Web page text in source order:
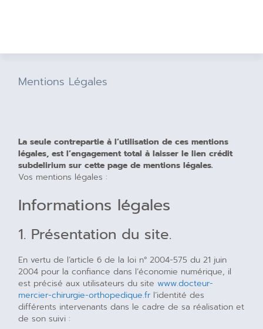
Mentions Légales
La seule contrepartie à l’utilisation de ces mentions
légales, est l’engagement total à laisser le lien crédit
subdelirium sur cette page de mentions légales.
Vos mentions légales :
Informations légales
1. Présentation du site.
En vertu de l’article 6 de la loi n° 2004-575 du 21 juin
2004 pour la confiance dans l’économie numérique, il
est précisé aux utilisateurs du sitewww.docteur-
mercier-chirurgie-orthopedique.fr l’identité des
différents intervenants dans le cadre de sa réalisation et
de son suivi :